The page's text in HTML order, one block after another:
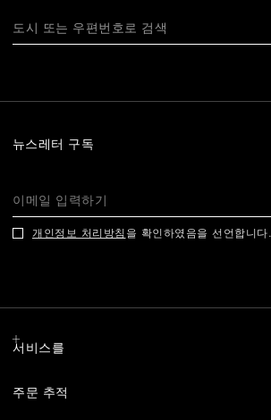
뉴스레터 구독
개인정보 처리방침 을 확인하였음을 선언합니다.
서비스를
주문 추적